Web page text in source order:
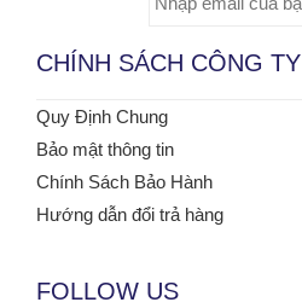
CHÍNH SÁCH CÔNG TY
Quy Định Chung
Bảo mật thông tin
Chính Sách Bảo Hành
Hướng dẫn đổi trả hàng
FOLLOW US